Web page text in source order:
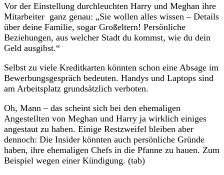
Vor der Einstellung durchleuchten Harry und Meghan ihre
Mitarbeiter ganz genau: „Sie wollen alles wissen – Details
über deine Familie, sogar Großeltern! Persönliche
Beziehungen, aus welcher Stadt du kommst, wie du dein
Geld ausgibst.“
Selbst zu viele Kreditkarten könnten schon eine Absage im
Bewerbungsgespräch bedeuten. Handys und Laptops sind
am Arbeitsplatz grundsätzlich verboten.
Oh, Mann – das scheint sich bei den ehemaligen
Angestellten von Meghan und Harry ja wirklich einiges
angestaut zu haben. Einige Restzweifel bleiben aber
dennoch: Die Insider könnten auch persönliche Gründe
haben, ihre ehemaligen Chefs in die Pfanne zu hauen. Zum
Beispiel wegen einer Kündigung. (tab)